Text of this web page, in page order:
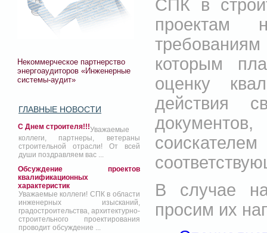
Некоммерческое партнерство
энергоаудиторов «Инженерные
системы-аудит»
ГЛАВНЫЕ НОВОСТИ
С Днем строителя!!!Уважаемые
коллеги, партнеры, ветераны
строительной отрасли! От всей
души поздравляем вас ...
Обсуждение проектов
квалификационных
характеристик
Уважаемые коллеги! СПК в области
инженерных изысканий,
градостроительства, архитектурно-
строительного проектирования
проводит обсуждение ...
СПК в
проектам
которым
оценку
действия
В случае
просим их